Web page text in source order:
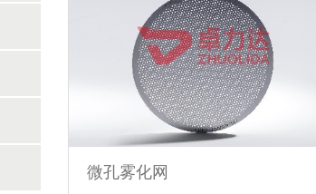
微孔雾化网